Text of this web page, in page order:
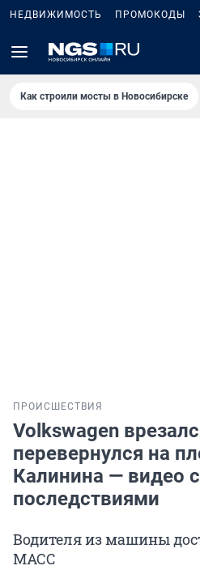
НЕДВИЖИМОСТЬ ПРОМОКОДЫ
Как строили мосты в Новосибирске
ПРОИСШЕСТВИЯ
Volkswagen
перевернулся на
Калинина — видео с
последствиями
Водителя из машины
МАСС